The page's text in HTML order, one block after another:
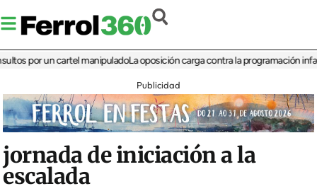
un cartel manipuladoLa oposición carga contra la programación infantil de
Publicidad
jornada de iniciación a la
escalada